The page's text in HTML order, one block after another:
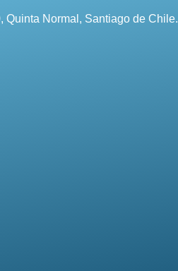
Quinta Normal, Santiago de Chile.